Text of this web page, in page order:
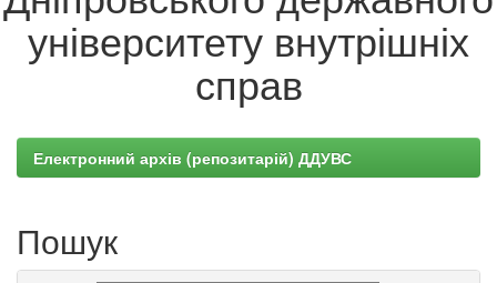
університету внутрішніх
справ
Електронний архів (репозитарій) ДДУВС
Пошук